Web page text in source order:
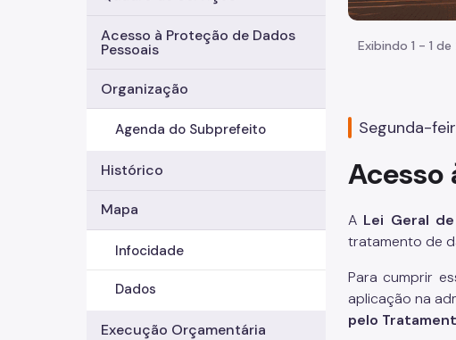
Acesso à Proteção de Dados
Pessoais
Organização
Agenda do Subprefeito
Histórico
Mapa
Infocidade
Dados
Execução Orçamentária
Exibindo 1 - 1
Segunda-
Acesso
A Lei Geral
tratamento de
Para cumprir
aplicação na
pelo